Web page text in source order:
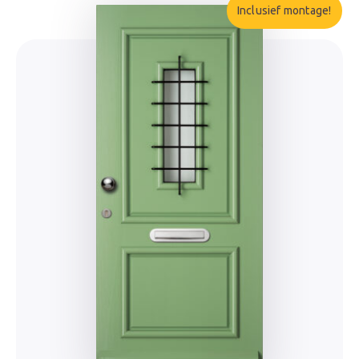
Inclusief montage!